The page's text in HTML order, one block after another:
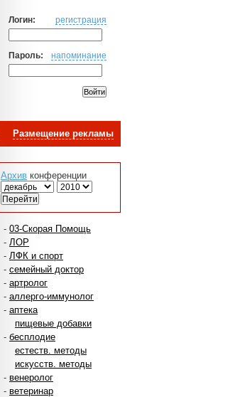
Логин: регистрация
Пароль: напоминание
Размещение рекламы
Архив конференции
- 03-Скорая Помощь
- ЛОР
- ЛФК и спорт
- семейный доктор
- артролог
- аллерго-иммунолог
- аптека
пищевые добавки
- бесплодие
естеств. методы
искусств. методы
- венеролог
- ветеринар